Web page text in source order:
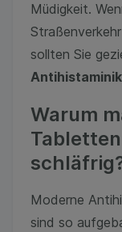
Müdigkeit.
sollten Sie
Warum
Moderne
sind so